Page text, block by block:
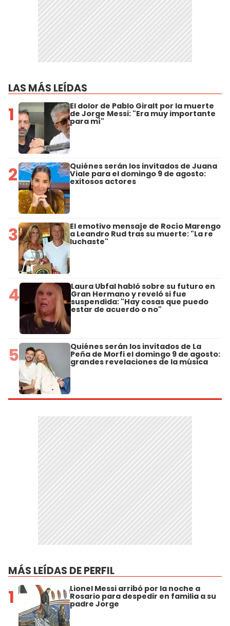
LAS MÁS LEÍDAS
1 El dolor de Pablo Giralt por la muerte
de Jorge Messi: "Era muy importante
para mí"
2 Quiénes serán los invitados de Juana
Viale para el domingo 9 de agosto:
exitosos actores
3 El emotivo mensaje de Rocío Marengo
a Leandro Rud tras su muerte: "La re
luchaste"
4 Laura Ubfal habló sobre su futuro en
Gran Hermano y reveló si fue
suspendida: "Hay cosas que puedo
estar de acuerdo o no"
5 Quiénes serán los invitados de La
Peña de Morfi el domingo 9 de agosto:
grandes revelaciones de la música
MÁS LEÍDAS DE PERFIL
1 Lionel Messi arribó por la noche a
Rosario para despedir en familia a su
padre Jorge